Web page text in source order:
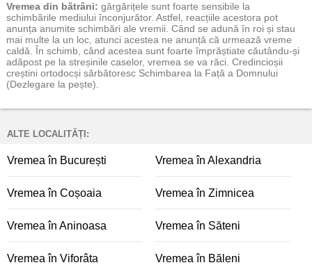
Vremea din bătrâni: gărgărițele sunt foarte sensibile la
schimbările mediului înconjurător. Astfel, reacțiile acestora pot
anunța anumite schimbări ale vremii. Când se adună în roi și stau
mai multe la un loc, atunci acestea ne anunță că urmează vreme
caldă. În schimb, când acestea sunt foarte împrăștiate căutându-și
adăpost pe la streșinile caselor, vremea se va răci. Credincioșii
creștini ortodocși sărbătoresc Schimbarea la Față a Domnului
(Dezlegare la pește).
ALTE LOCALITĂȚI:
Vremea în București Vremea în Alexandria
Vremea în Coșoaia Vremea în Zimnicea
Vremea în Aninoasa Vremea în Săteni
Vremea în Viforâta Vremea în Băleni